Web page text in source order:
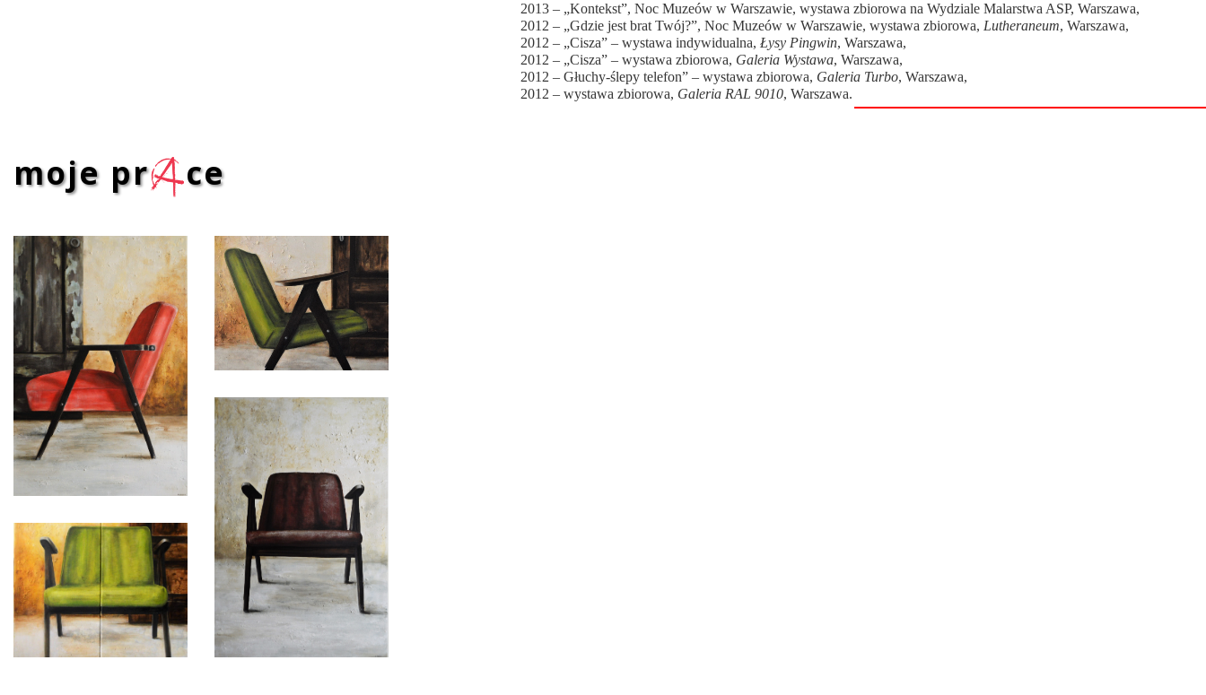
2013 – „Kontekst”, Noc Muzeów w Warszawie, wystawa zbiorowa na Wydziale Malarstwa ASP, Warszawa,
2012 – „Gdzie jest brat Twój?”, Noc Muzeów w Warszawie, wystawa zbiorowa, Lutheraneum, Warszawa,
2012 – „Cisza” – wystawa indywidualna, Łysy Pingwin, Warszawa,
2012 – „Cisza” – wystawa zbiorowa, Galeria Wystawa, Warszawa,
2012 – Głuchy-ślepy telefon” – wystawa zbiorowa, Galeria Turbo, Warszawa,
2012 – wystawa zbiorowa, Galeria RAL 9010, Warszawa.
moje pra ce